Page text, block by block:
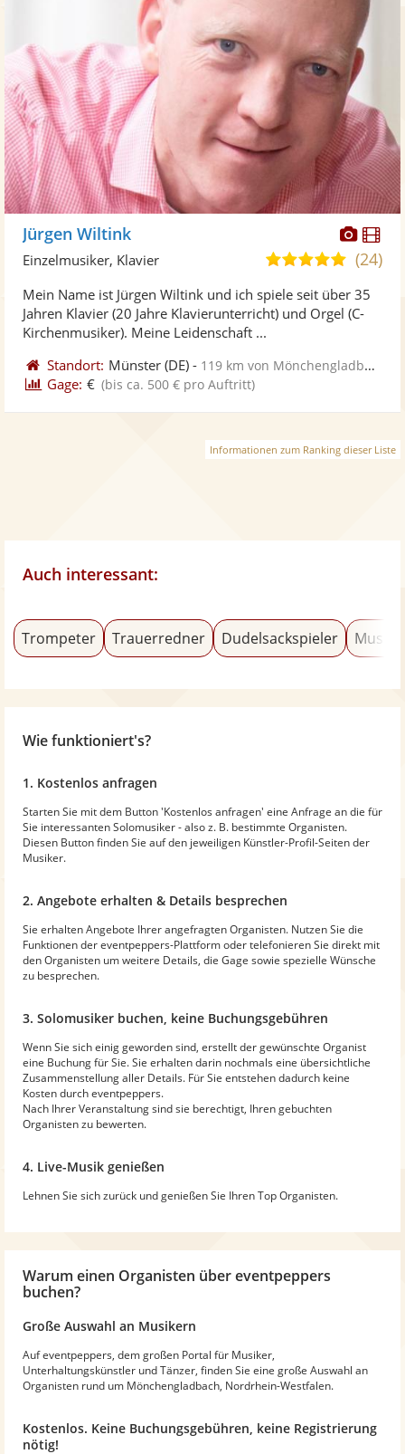
Fotos
Jürgen Wiltink
5,0
5
Sternen
(24)
Einzelmusiker, Klavier
Mein Name ist Jürgen Wiltink und ich spiele seit über 35
Jahren Klavier (20 Jahre Klavierunterricht) und Orgel (C-
Kirchenmusiker). Meine Leidenschaft ...
Standort: Münster (DE) - 119 km von Mönchengladbach
Gage: € (bis ca. 500 € pro Auftritt)
Informationen zum Ranking dieser Liste
Auch interessant:
Trompeter Trauerredner Dudelsackspieler
Wie funktioniert's?
1. Kostenlos anfragen
Starten Sie mit dem Button 'Kostenlos anfragen' eine Anfrage an die für
Sie interessanten Solomusiker - also z. B. bestimmte Organisten.
Diesen Button finden Sie auf den jeweiligen Künstler-Profil-Seiten der
Musiker.
2. Angebote erhalten & Details besprechen
Sie erhalten Angebote Ihrer angefragten Organisten. Nutzen Sie die
Funktionen der eventpeppers-Plattform oder telefonieren Sie direkt mit
den Organisten um weitere Details, die Gage sowie spezielle Wünsche
zu besprechen.
3. Solomusiker buchen, keine Buchungsgebühren
Wenn Sie sich einig geworden sind, erstellt der gewünschte Organist
eine Buchung für Sie. Sie erhalten darin nochmals eine übersichtliche
Zusammenstellung aller Details. Für Sie entstehen dadurch keine
Kosten durch eventpeppers.
Nach Ihrer Veranstaltung sind sie berechtigt, Ihren gebuchten
Organisten zu bewerten.
4. Live-Musik genießen
Lehnen Sie sich zurück und genießen Sie Ihren Top Organisten.
Warum einen Organisten über eventpeppers
buchen?
Große Auswahl an Musikern
Auf eventpeppers, dem großen Portal für Musiker,
Unterhaltungskünstler und Tänzer, finden Sie eine große Auswahl an
Organisten rund um Mönchengladbach, Nordrhein-Westfalen.
Kostenlos. Keine Buchungsgebühren, keine Registrierung
nötig!